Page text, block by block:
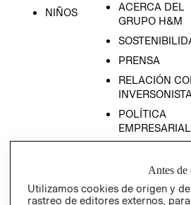
NIÑOS
ACERCA DEL
GRUPO H&M
PRENSA
RELACIÓN
POLÍTICA
EMPRESARIAL
Antes de
Utilizamos cookies de origen y
rastreo de editores externos,